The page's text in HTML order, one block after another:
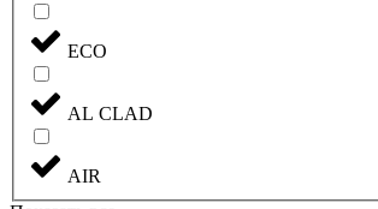
ECO
AL CLAD
AIR